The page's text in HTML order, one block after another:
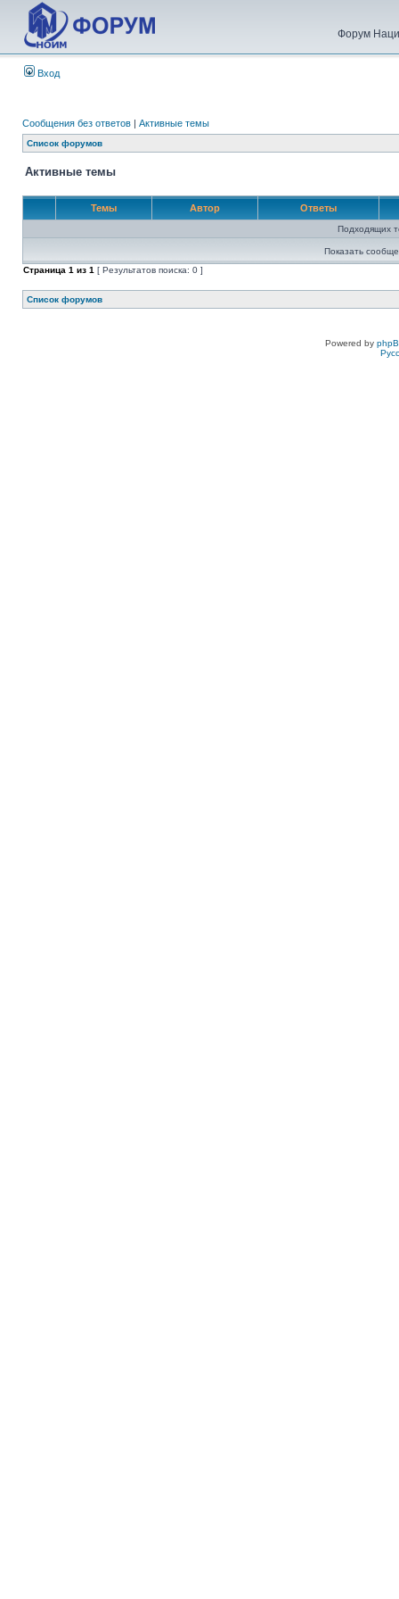
Форум
Вход
Сообщения без ответов | Активные темы
Список форумов
Активные темы
Темы Автор Ответы
Подходящих
Показать
Страница 1 из 1 [ Результатов поиска: 0 ]
Список форумов
Powered by